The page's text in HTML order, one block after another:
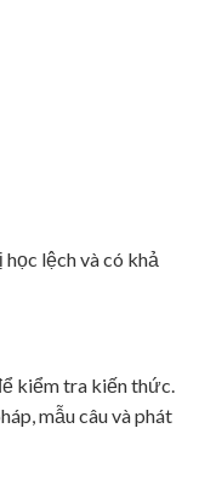
lệch và có khả
kiểm tra kiến thức.
mẫu câu và phát